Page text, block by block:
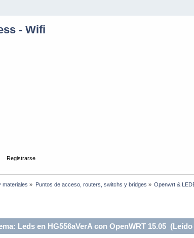
Registrarse
materiales » Puntos de acceso, routers, switchs y bridges » Openwrt &
Leds en HG556aVerA con OpenWRT 15.05 (Leído